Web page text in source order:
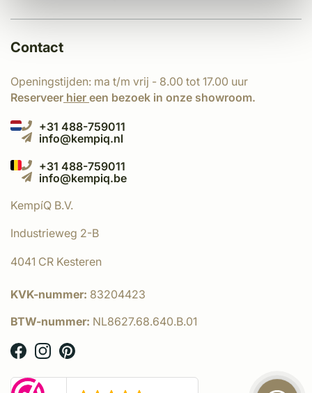
Contact
Openingstijden: ma t/m vrij - 8.00 tot 17.00 uur
Reserveer hier een bezoek in onze showroom.
+31 488-759011
info@kempiq.nl
+31 488-759011
info@kempiq.be
KempíQ B.V.
Industrieweg 2-B
4041 CR Kesteren
KVK-nummer: 83204423
BTW-nummer: NL8627.68.640.B.01